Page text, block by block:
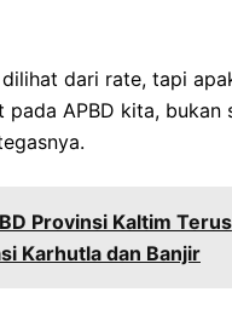
dilihat dari rate, tapi
pada APBD kita, bukan
Provinsi Kaltim Terus
Karhutla dan Banjir